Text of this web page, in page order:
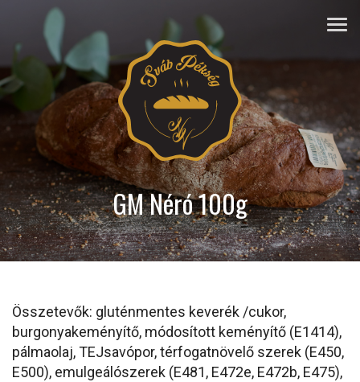
GM Néró 100g
Összetevők: gluténmentes keverék /cukor,
burgonyakeményítő, módosított keményítő (E1414),
pálmaolaj, TEJsavópor, térfogatnövelő szerek (E450,
E500), emulgeálószerek (E481, E472e, E472b, E475),